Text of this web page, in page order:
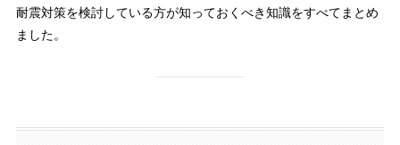
耐震対策を検討している方が知っておくべき知識をすべてまとめ
ました。